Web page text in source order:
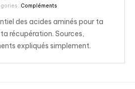
: Compléments
des acides aminés pour ta
récupération. Sources,
expliqués simplement.